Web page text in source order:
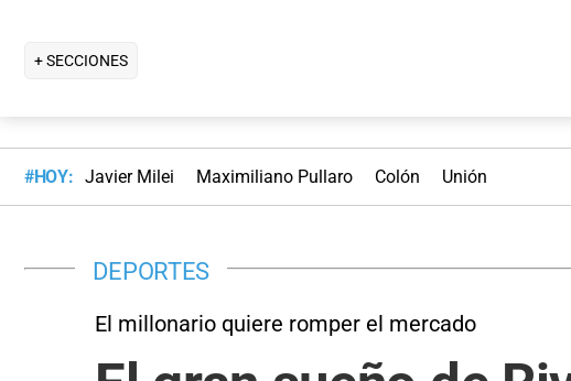
+ SECCIONES
#HOY: Javier Milei Maximiliano Pullaro Colón Unión
DEPORTES
El millonario quiere romper el mercado